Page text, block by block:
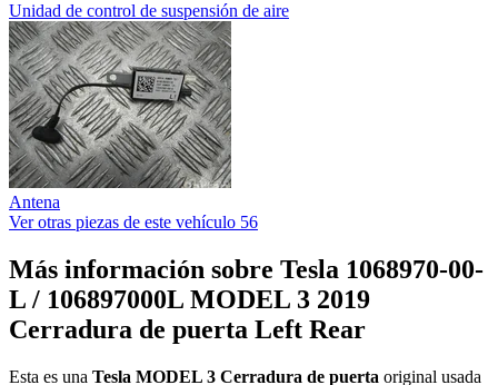
Unidad de control de suspensión de aire
Antena
Ver otras piezas de este vehículo 56
Más información sobre Tesla 1068970-00-
L / 106897000L MODEL 3 2019
Cerradura de puerta Left Rear
Esta es una Tesla MODEL 3 Cerradura de puerta original usada